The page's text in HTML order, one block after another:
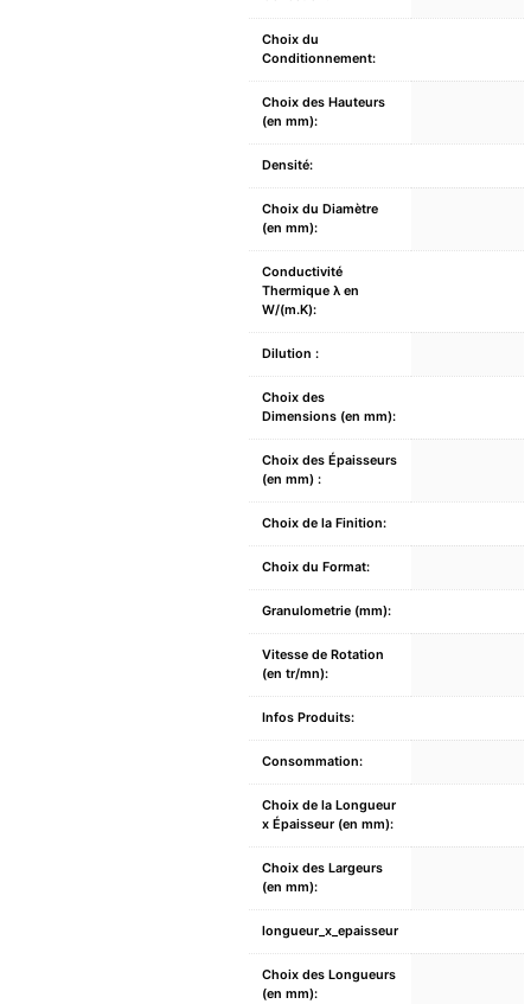
Choix du
Conditionnement:
Choix des Hauteurs
(en mm):
Densité:
Choix du Diamètre
(en mm):
Conductivité
Thermique λ en
W/(m.K):
Dilution :
Choix des
Dimensions (en mm):
Choix des Épaisseurs
(en mm) :
Choix de la Finition:
Choix du Format:
Granulometrie (mm):
Vitesse de Rotation
(en tr/mn):
Infos Produits:
Consommation:
Choix de la Longueur
x Épaisseur (en mm):
Choix des Largeurs
(en mm):
longueur_x_epaisseur
Choix des Longueurs
(en mm):